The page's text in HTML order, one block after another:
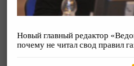
Новый главный редактор
почему не читал свод правил